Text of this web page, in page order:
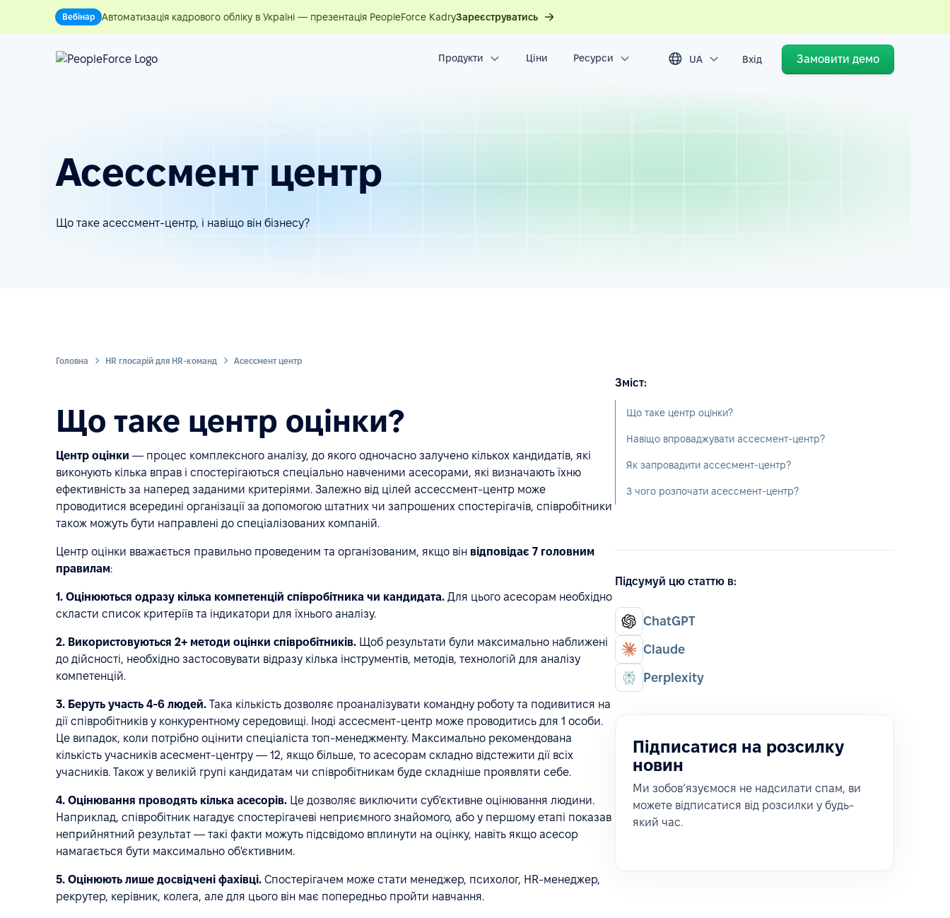
Вебінар Автоматизація кадрового обліку в Україні — презентація PeopleForce KadryЗареєструватись
Продукти Ціни Ресурси UA Вхід Замовити демо
Асессмент центр
Що таке асессмент-центр, і навіщо він бізнесу?
Головна HR глосарій для HR-команд Асессмент центр
Що таке центр оцінки?
Центр оцінки — процес комплексного аналізу, до якого одночасно залучено кількох кандидатів, які
виконують кілька вправ і спостерігаються спеціально навченими асесорами, які визначають їхню
ефективність за наперед заданими критеріями. Залежно від цілей ассессмент-центр може
проводитися всередині організації за допомогою штатних чи запрошених спостерігачів, співробітники
також можуть бути направлені до спеціалізованих компаній.
Центр оцінки вважається правильно проведеним та організованим, якщо він відповідає 7 головним
правилам:
1. Оцінюються одразу кілька компетенцій співробітника чи кандидата. Для цього асесорам необхідно
скласти список критеріїв та індикатори для їхнього аналізу.
2. Використовуються 2+ методи оцінки співробітників. Щоб результати були максимально наближені
до дійсності, необхідно застосовувати відразу кілька інструментів, методів, технологій для аналізу
компетенцій.
3. Беруть участь 4-6 людей. Така кількість дозволяє проаналізувати командну роботу та подивитися на
дії співробітників у конкурентному середовищі. Іноді ассесмент-центр може проводитись для 1 особи.
Це випадок, коли потрібно оцінити спеціаліста топ-менеджменту. Максимально рекомендована
кількість учасників асесмент-центру — 12, якщо більше, то асесорам складно відстежити дії всіх
учасників. Також у великій групі кандидатам чи співробітникам буде складніше проявляти себе.
4. Оцінювання проводять кілька асесорів. Це дозволяє виключити суб'єктивне оцінювання людини.
Наприклад, співробітник нагадує спостерігачеві неприємного знайомого, або у першому етапі показав
неприйнятний результат — такі факти можуть підсвідомо вплинути на оцінку, навіть якщо асесор
намагається бути максимально об'єктивним.
5. Оцінюють лише досвідчені фахівці. Спостерігачем може стати менеджер, психолог, HR-менеджер,
рекрутер, керівник, колега, але для цього він має попередньо пройти навчання.
Зміст:
Що таке центр оцінки?
Навіщо впроваджувати ассесмент-центр?
Як запровадити ассесмент-центр?
З чого розпочати асессмент-центр?
Підсумуй цю статтю в:
ChatGPT
Claude
Perplexity
Підписатися на розсилку
новин
Ми зобовʼязуємося не надсилати спам, ви
можете відписатися від розсилки у будь-
який час.